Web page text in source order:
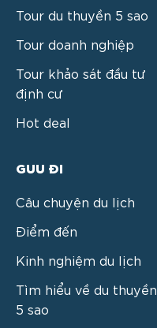
Tour du thuyền 5 sao
Tour doanh nghiệp
Tour khảo sát đầu tư
định cư
Hot deal
GUU ĐI
Câu chuyện du lịch
Điểm đến
Kinh nghiệm du lịch
Tìm hiểu về du thuyền
5 sao